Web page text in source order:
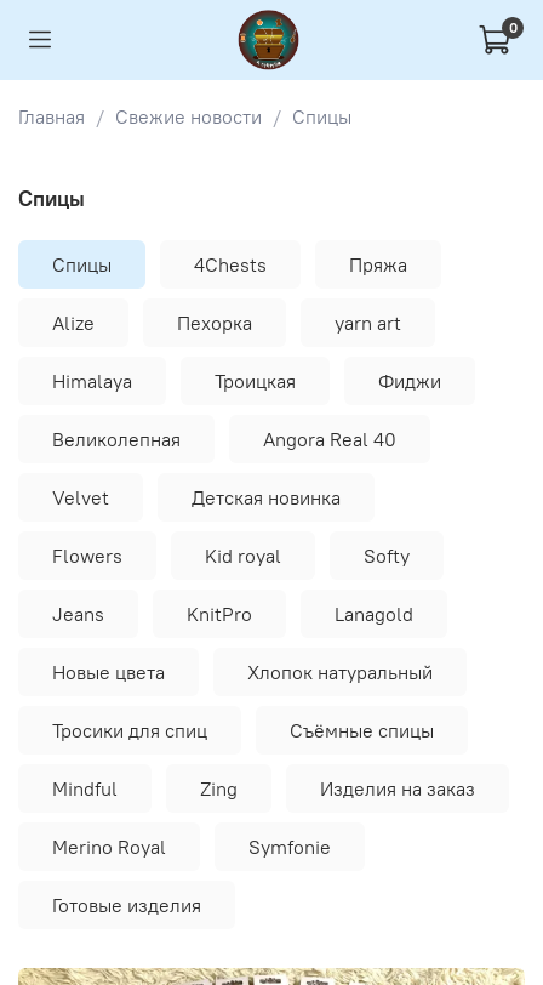
0
Главная Свежие новости Спицы
Спицы
Спицы 4Chests Пряжа
Alize Пехорка yarn art
Himalaya Троицкая Фиджи
Великолепная Angora Real 40
Velvet Детская новинка
Flowers Kid royal Softy
Jeans KnitPro Lanagold
Новые цвета Хлопок натуральный
Тросики для спиц Съёмные спицы
Mindful Zing Изделия на заказ
Merino Royal Symfonie
Готовые изделия